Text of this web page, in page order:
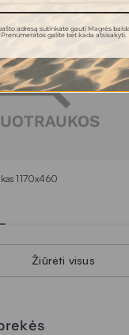
1170x460
Žiūrėti visus
adresą sutinkate gauti Magrės
Prenumeratos galite bet kada atsisakyti.